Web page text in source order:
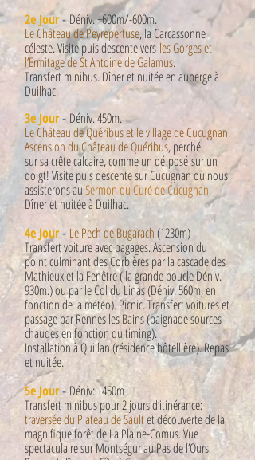
2e Jour- Déniv. +600m/-600m.
Le Château de Peyrepertuse, la Carcassonne
céleste. Visite puis descente vers les Gorges et
l’Ermitage de St Antoine de Galamus.
Transfert minibus. Dîner et nuitée en auberge à
Duilhac.
3e Jour- Déniv. 450m.
Le Château de Quéribus et le village de Cucugnan.
Ascension du Château de Quéribus, perché
sur sa crête calcaire, comme un déposésur un
doigt! Visite puis descente sur Cucugnan où nous
assisterons auSermon du Curé de Cucugnan.
Dîner et nuitéeà Duilhac.
4e Jour- Le Pech de Bugarach(1230m)
Transfert voiture avec bagages. Ascension du
point culminant des Corbières par la cascade des
Mathieux et la Fenêtre ( la grande boucle Déniv.
930m.) ou par le Col du Linas (Déniv. 560m, en
fonction de la météo). Picnic. Transfert voitures et
passage par Rennes les Bains (baignade sources
chaudes en fonction du timing).
Installation à Quillan (résidence hôtellière). Repas
et nuitée.
5e Jour-Déniv: +450m
Transfert minibus pour 2 jours d’itinérance:
traversée du Plateau de Saultet découverte de la
magnifique forêt de La Plaine-Comus. Vue
spectaculaire sur Montségur au Pas de l’Ours.